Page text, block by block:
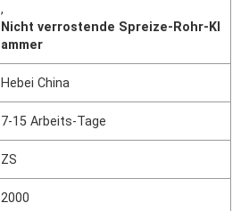
,
Nicht verrostende Spreize-Rohr-Kl
ammer
Hebei China
7-15 Arbeits-Tage
ZS
2000